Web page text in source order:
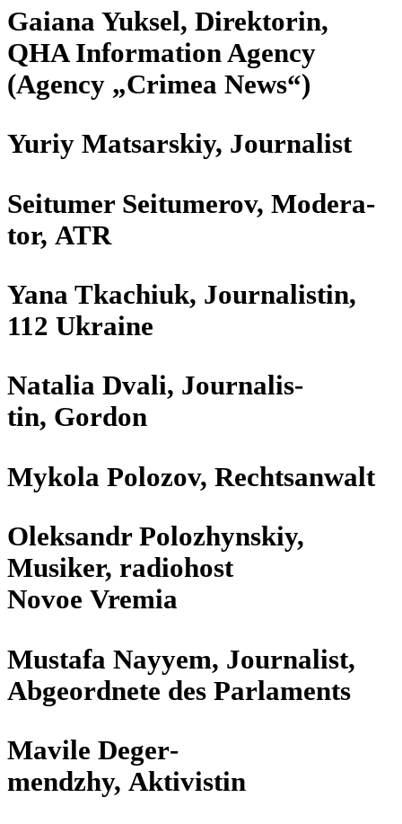
Gaiana Yuksel, Direk­to­rin,
QHA Infor­ma­tion Agency
(Agency „Crimea News“)
Yuriy Matsar­s­kiy, Journalist
Seit­u­mer Seit­um­erov, Mode­ra­
tor, ATR
Yana Tka­chiuk, Jour­na­lis­tin,
112 Ukraine
Natalia Dvali, Jour­na­lis­
tin, Gordon
Mykola Polozov, Rechtsanwalt
Olek­sandr Poloz­hyns­kiy,
Musiker, radio­host
Novoe Vremia
Mustafa Nayyem, Jour­na­list,
Abge­ord­nete des Parlaments
Mavile Deger­
mendzhy, Aktivistin